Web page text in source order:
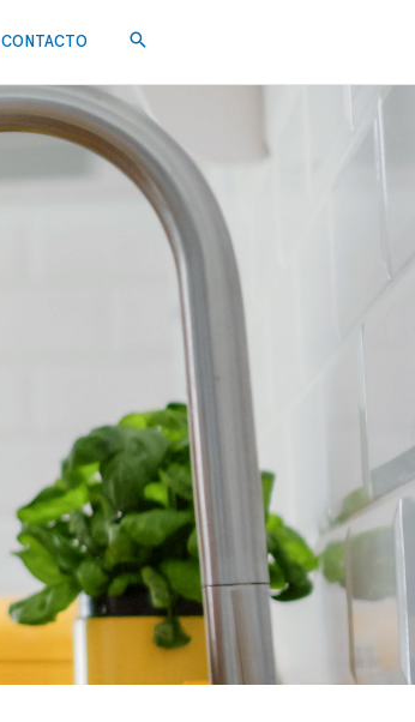
CONTACTO